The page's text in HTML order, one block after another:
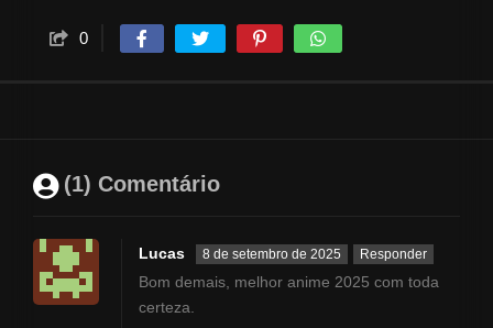
0
(1) Comentário
Lucas 8 de setembro de 2025 Responder
Bom demais, melhor anime 2025 com toda
certeza.